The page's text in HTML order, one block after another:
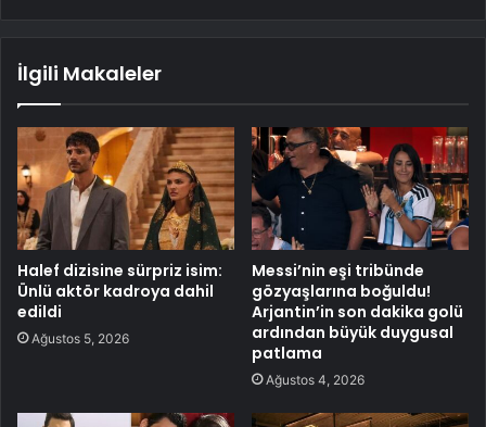
İlgili Makaleler
Halef dizisine sürpriz isim:
Ünlü aktör kadroya dahil
edildi
Ağustos 5, 2026
Messi’nin eşi tribünde
gözyaşlarına boğuldu!
Arjantin’in son dakika golü
ardından büyük duygusal
patlama
Ağustos 4, 2026